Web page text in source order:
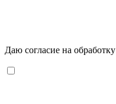
Даю согласие на